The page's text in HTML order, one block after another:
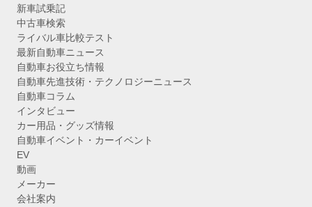
新車試乗記
中古車検索
ライバル車比較テスト
最新自動車ニュース
自動車お役立ち情報
自動車先進技術・テクノロジーニュース
自動車コラム
インタビュー
カー用品・グッズ情報
自動車イベント・カーイベント
EV
動画
メーカー
会社案内